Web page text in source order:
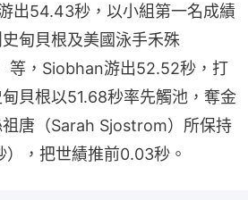
出54.43秒，以小組第一名成績
甸貝根及美國泳手禾殊
等，Siobhan游出52.52秒，打
貝根以51.68秒率先觸池，奪金
唐（Sarah Sjostrom）所保持
），把世績推前0.03秒。